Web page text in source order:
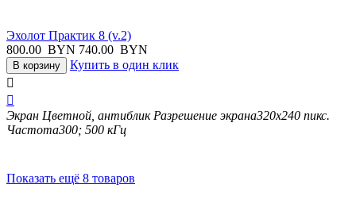
Эхолот Практик 8 (v.2)
800.00 BYN 740.00 BYN
В корзину
Купить в один клик


Экран Цветной, антиблик Разрешение экрана320х240 пикс.
Частота300; 500 кГц
Показать ещё 8 товаров